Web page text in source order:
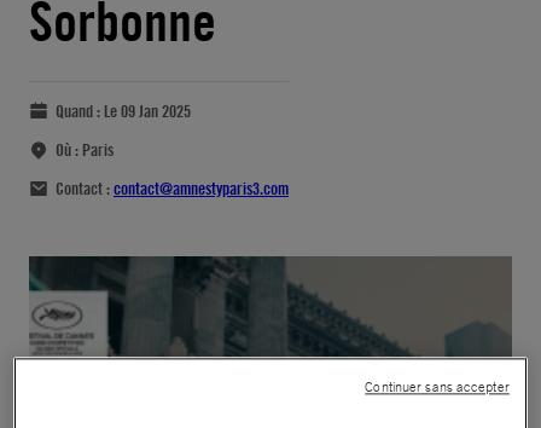
Sorbonne
Quand : Le 09 Jan 2025
Où : Paris
Contact :contact@amnestyparis3.com
Continuer sans accepter